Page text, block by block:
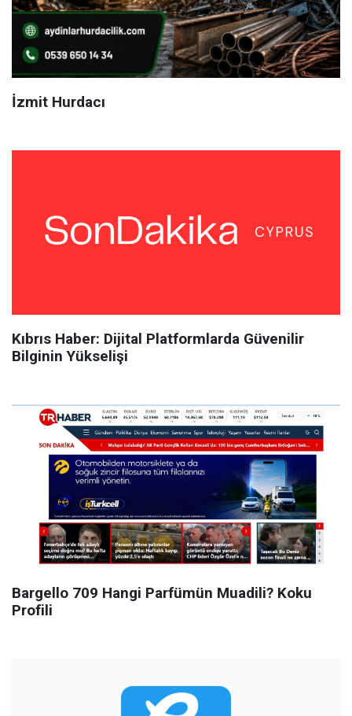
İzmit Hurdacı
Kıbrıs Haber: Dijital Platformlarda Güvenilir
Bilginin Yükselişi
Bargello 709 Hangi Parfümün Muadili? Koku
Profili